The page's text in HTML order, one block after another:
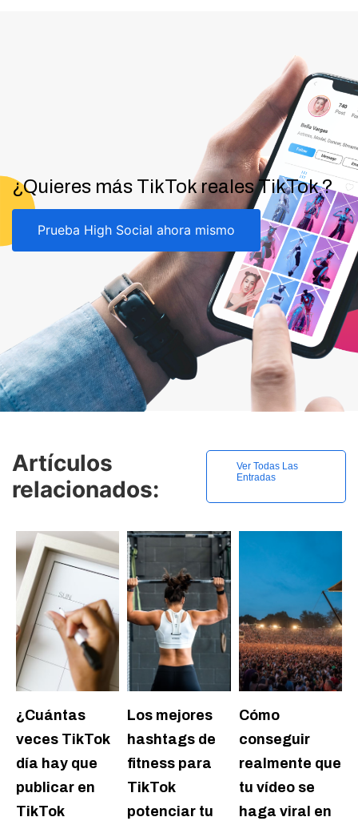
¿Quieres más TikTok reales TikTok ?
Prueba High Social ahora mismo
Artículos
relacionados:
Ver Todas Las
Entradas
¿Cuántas
veces TikTok
día hay que
publicar en
TikTok
Los mejores
hashtags de
fitness para
TikTok
potenciar tu
Cómo
conseguir
realmente que
tu vídeo se
haga viral en